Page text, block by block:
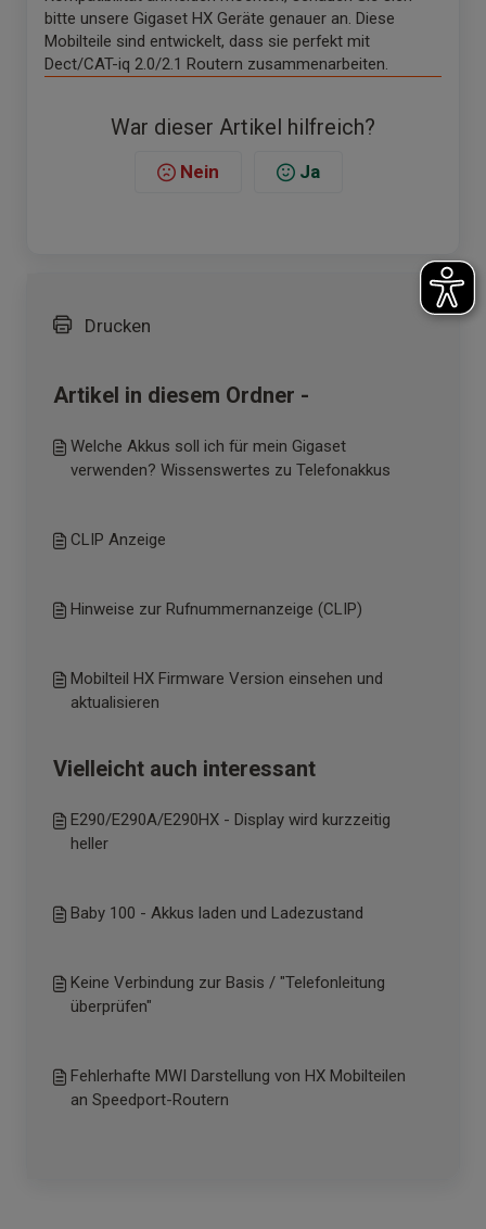
bitte unsere Gigaset HX Geräte genauer an. Diese
Mobilteile sind entwickelt, dass sie perfekt mit
Dect/CAT-iq 2.0/2.1 Routern zusammenarbeiten.
War dieser Artikel hilfreich?
Nein Ja
Drucken
Artikel in diesem Ordner -
Welche Akkus soll ich für mein Gigaset
verwenden? Wissenswertes zu Telefonakkus
CLIP Anzeige
Hinweise zur Rufnummernanzeige (CLIP)
Mobilteil HX Firmware Version einsehen und
aktualisieren
Vielleicht auch interessant
E290/E290A/E290HX - Display wird kurzzeitig
heller
Baby 100 - Akkus laden und Ladezustand
Keine Verbindung zur Basis / "Telefonleitung
überprüfen"
Fehlerhafte MWI Darstellung von HX Mobilteilen
an Speedport-Routern